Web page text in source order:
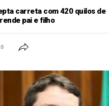
carreta com 420 quilos de
pai e filho